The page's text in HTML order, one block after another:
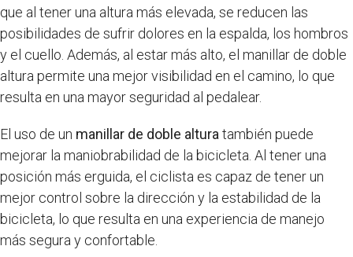
que al tener una altura más elevada, se reducen las
posibilidades de sufrir dolores en la espalda, los hombros
y el cuello. Además, al estar más alto, el manillar de doble
altura permite una mejor visibilidad en el camino, lo que
resulta en una mayor seguridad al pedalear.
El uso de un manillar de doble altura también puede
mejorar la maniobrabilidad de la bicicleta. Al tener una
posición más erguida, el ciclista es capaz de tener un
mejor control sobre la dirección y la estabilidad de la
bicicleta, lo que resulta en una experiencia de manejo
más segura y confortable.